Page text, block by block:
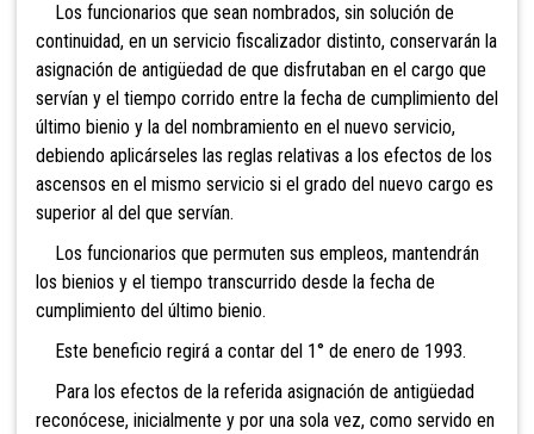
Los funcionarios que sean nombrados, sin solución de
continuidad, en un servicio fiscalizador distinto, conservarán la
asignación de antigüedad de que disfrutaban en el cargo que
servían y el tiempo corrido entre la fecha de cumplimiento del
último bienio y la del nombramiento en el nuevo servicio,
debiendo aplicárseles las reglas relativas a los efectos de los
ascensos en el mismo servicio si el grado del nuevo cargo es
superior al del que servían.
Los funcionarios que permuten sus empleos, mantendrán
los bienios y el tiempo transcurrido desde la fecha de
cumplimiento del último bienio.
Este beneficio regirá a contar del 1° de enero de 1993.
Para los efectos de la referida asignación de antigüedad
reconócese, inicialmente y por una sola vez, como servido en